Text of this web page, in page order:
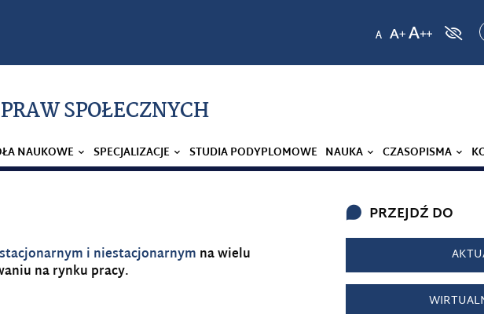
SPOŁECZNYCH
NAUKOWE SPECJALIZACJE STUDIA PODYPLOMOWE NAUKA CZASOPISMA
i niestacjonarnym na wielu
na rynku pracy.
PRZEJDŹ DO